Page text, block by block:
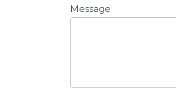
Message